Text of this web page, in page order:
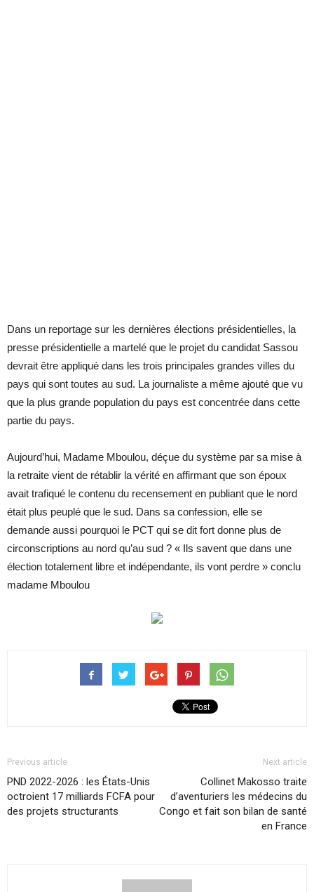
Dans un reportage sur les dernières élections présidentielles, la
presse présidentielle a martelé que le projet du candidat Sassou
devrait être appliqué dans les trois principales grandes villes du
pays qui sont toutes au sud. La journaliste a même ajouté que vu
que la plus grande population du pays est concentrée dans cette
partie du pays.
Aujourd’hui, Madame Mboulou, déçue du système par sa mise à
la retraite vient de rétablir la vérité en affirmant que son époux
avait trafiqué le contenu du recensement en publiant que le nord
était plus peuplé que le sud. Dans sa confession, elle se
demande aussi pourquoi le PCT qui se dit fort donne plus de
circonscriptions au nord qu’au sud ? « Ils savent que dans une
élection totalement libre et indépendante, ils vont perdre » conclu
madame Mboulou
Previous article
PND 2022-2026 : les États-Unis
octroient 17 milliards FCFA pour
des projets structurants
Next article
Collinet Makosso traite
d’aventuriers les médecins du
Congo et fait son bilan de santé
en France